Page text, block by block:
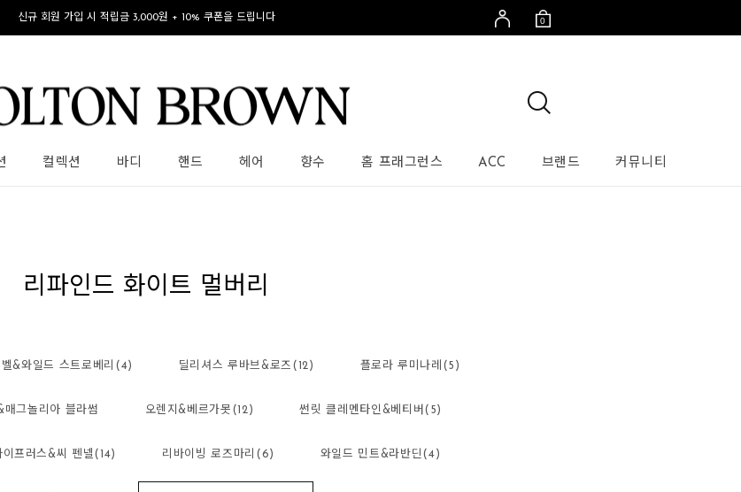
신규 회원 가입 시 적립금 3,000원 + 10% 쿠폰을 드립니다 0
컬렉션 바디 핸드 헤어 향수 홈 프래그런스 ACC 브랜드 커뮤니티
리파인드 화이트 멀버리
벨&와일드 스트로베리(4) 딜리셔스 루바브&로즈(12) 플로라 루미나레(5)
매그놀리아 블라썸 오렌지&베르가못(12) 썬릿 클레멘타인&베티버(5)
이프러스&씨 펜넬(14) 리바이빙 로즈마리(6) 와일드 민트&라반딘(4)